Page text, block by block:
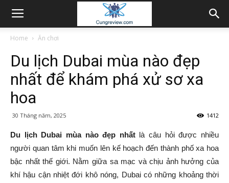
Home Ăn chơi
Du lịch Dubai mùa nào đẹp
nhất để khám phá xử sơ xa
hoa
30 Tháng năm, 2025 1412
Du lịch Dubai mùa nào đẹp nhấtlà câu hỏi được nhiều
người quan tâm khi muốn lên kế hoạch đến thành phố xa hoa
bậc nhất thế giới. Nằm giữa sa mạc và chịu ảnh hưởng của
khí hậu cận nhiệt đới khô nóng, Dubai có những khoảng thời